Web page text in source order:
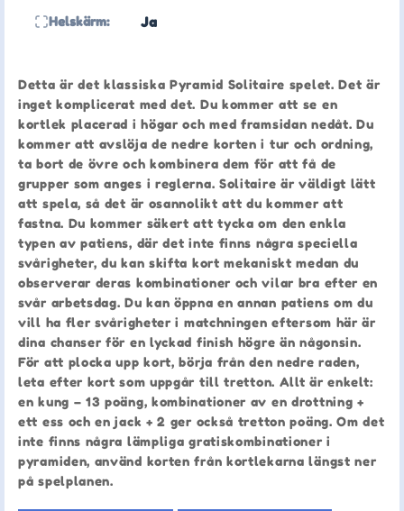
Helskärm: Ja
Detta är det klassiska Pyramid Solitaire spelet. Det är
inget komplicerat med det. Du kommer att se en
kortlek placerad i högar och med framsidan nedåt. Du
kommer att avslöja de nedre korten i tur och ordning,
ta bort de övre och kombinera dem för att få de
grupper som anges i reglerna. Solitaire är väldigt lätt
att spela, så det är osannolikt att du kommer att
fastna. Du kommer säkert att tycka om den enkla
typen av patiens, där det inte finns några speciella
svårigheter, du kan skifta kort mekaniskt medan du
observerar deras kombinationer och vilar bra efter en
svår arbetsdag. Du kan öppna en annan patiens om du
vill ha fler svårigheter i matchningen eftersom här är
dina chanser för en lyckad finish högre än någonsin.
För att plocka upp kort, börja från den nedre raden,
leta efter kort som uppgår till tretton. Allt är enkelt:
en kung – 13 poäng, kombinationer av en drottning +
ett ess och en jack + 2 ger också tretton poäng. Om det
inte finns några lämpliga gratiskombinationer i
pyramiden, använd korten från kortlekarna längst ner
på spelplanen.